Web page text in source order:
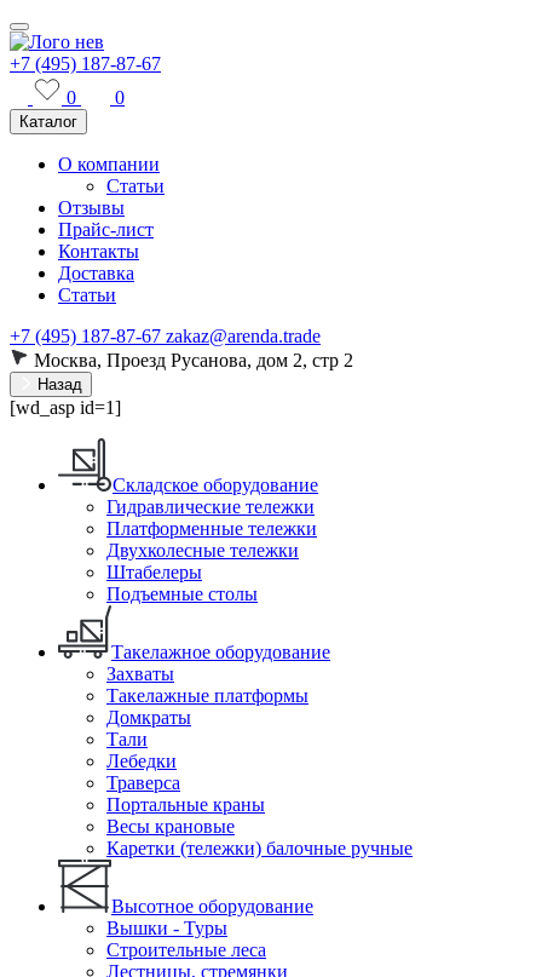
+7 (495) 187-87-67
0
0
Каталог
О компании
Статьи
Отзывы
Прайс-лист
Контакты
Доставка
Статьи
+7 (495) 187-87-67 zakaz@arenda.trade
Москва, Проезд Русанова, дом 2, стр 2
Назад
[wd_asp id=1]
Складское оборудование
Гидравлические тележки
Платформенные тележки
Двухколесные тележки
Штабелеры
Подъемные столы
Такелажное оборудование
Захваты
Такелажные платформы
Домкраты
Тали
Лебедки
Траверса
Портальные краны
Весы крановые
Каретки (тележки) балочные ручные
Высотное оборудование
Вышки - Туры
Строительные леса
Лестницы, стремянки